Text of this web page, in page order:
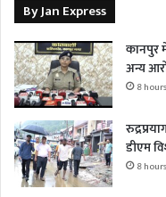
By Jan Express
कानपुर
अन्य
8
डीएम
8